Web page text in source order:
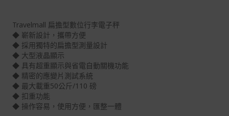
Travelmall 扁擔型數位行李電子秤
◆ 嶄新設計，攜帶方便
◆ 採用獨特的扁擔型測量設計
◆ 大型液晶顯示
◆ 具有超重顯示與省電自動關機功能
◆ 精密的應變片測試系統
◆ 最大載重50公斤/110 磅
◆ 扣重功能
◆ 操作容易，使用方便，匯整一體